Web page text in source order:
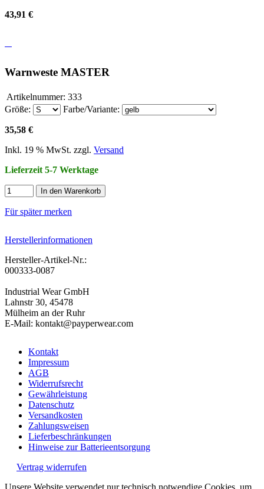
43,91 €
Warnweste MASTER
Artikelnummer: 333
Größe:
Farbe/Variante:
35,58 €
Inkl. 19 % MwSt. zzgl. Versand
Lieferzeit 5-7 Werktage
In den Warenkorb
Für später merken
Herstellerinformationen
Hersteller-Artikel-Nr.:
000333-0087
Industrial Wear GmbH
Lahnstr 30, 45478
Mülheim an der Ruhr
E-Mail: kontakt@payperwear.com
Kontakt
Impressum
AGB
Widerrufsrecht
Gewährleistung
Datenschutz
Versandkosten
Zahlungsweisen
Lieferbeschränkungen
Hinweise zur Batterieentsorgung
Vertrag widerrufen
Unsere Website verwendet nur technisch notwendige Cookies, um